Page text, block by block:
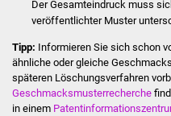
Der Gesamteindruck muss
veröffentlichter Muster
Tipp: Informieren Sie sich schon
ähnliche oder gleiche
späteren Löschungsverfahren
Geschmacksmusterrecherche
in einem